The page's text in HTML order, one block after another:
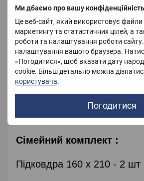
Ми дбаємо про вашу конфіденційність
Це веб-сайт, який використовує файли
маркетингу та статистичних цілей, а
роботи та налаштування роботи
налаштування вашого браузера.
«Погодитися», щоб вказати дату
cookie. Більш детально можна
користувача.
Погодитися
Наволочки 50 х 70
Розмір півтораспальний :
Підковдра 160 х 200
Простирадло 180 х 200
Наволочки 50 х 70
Сімейний комплект :
Підковдра 160 х 210 - 2 шт